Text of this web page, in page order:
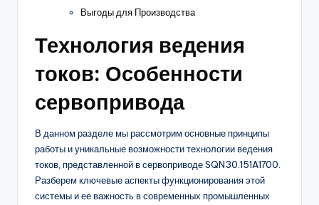
Выгоды для Производства
Технология ведения
токов: Особенности
сервопривода
В данном разделе мы рассмотрим основные принципы
работы и уникальные возможности технологии ведения
токов, представленной в сервоприводе SQN30.151A1700.
Разберем ключевые аспекты функционирования этой
системы и ее важность в современных промышленных